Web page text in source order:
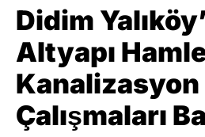
Didim
Altyapı
Kanalizasyon
Çalışmaları